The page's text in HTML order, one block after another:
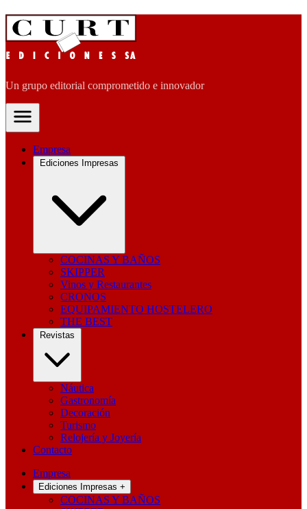
Un grupo editorial comprometido e innovador
Empresa
Ediciones Impresas
COCINAS Y BAÑOS
SKIPPER
Vinos y Restaurantes
CRONOS
EQUIPAMIENTO HOSTELERO
THE BEST
Revistas
Náutica
Gastronomía
Decoración
Turismo
Relojería y Joyería
Contacto
Empresa
Ediciones Impresas +
COCINAS Y BAÑOS